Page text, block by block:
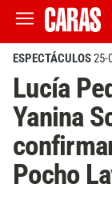
ESPECTÁCULOS25-
Lucía
Yanina
Pocho